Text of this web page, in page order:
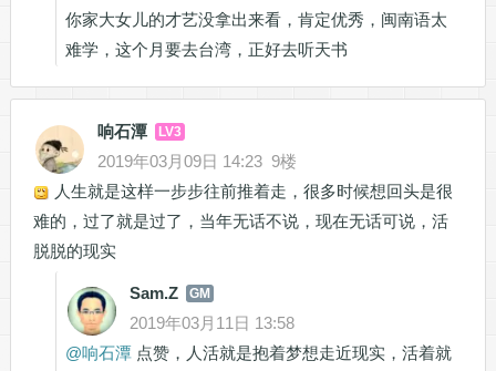
你家大女儿的才艺没拿出来看，肯定优秀，闽南语太
难学，这个月要去台湾，正好去听天书
响石潭 LV3
2019年03月09日 14:23 9楼
人生就是这样一步步往前推着走，很多时候想回头是很
难的，过了就是过了，当年无话不说，现在无话可说，活
脱脱的现实
Sam.Z GM
2019年03月11日 13:58
@响石潭点赞，人活就是抱着梦想走近现实，活着就